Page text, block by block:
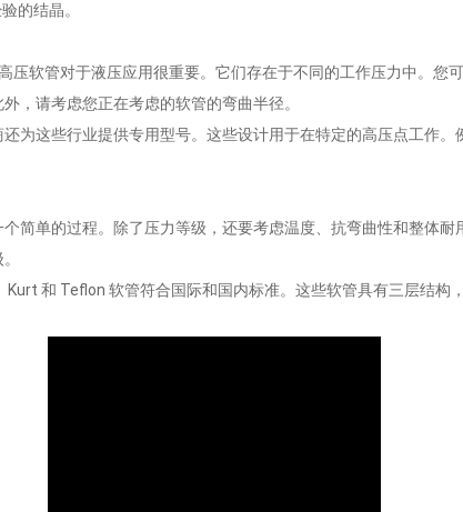
的结晶。
压软管对于液压应用很重要。它们存在于不同的工作压力中。您
，请考虑您正在考虑的软管的弯曲半径。
为这些行业提供专用型号。这些设计用于在特定的高压点工作
简单的过程。除了压力等级，还要考虑温度、抗弯曲性和整体
和 Teflon 软管符合国际和国内标准。这些软管具有三层结